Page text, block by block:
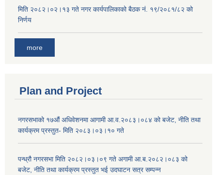
मिति २०८२।०२।१३ गते नगर कार्यपालिकाको बैठक नं. १९/२०८१/८२ को
निर्णय
more
Plan and Project
नगरसभाको १७औं अधिवेशनमा आगामी आ.व.२०८३।०८४ को बजेट, नीति तथा
कार्यक्रम प्रस्तुत- मिति २०८३।०३।१० गते
पन्ध्रौ नगरसभा मिति २०८२।०३।०९ गते अगामी आ.ब.२०८२।०८३ को
बजेट, नीति तथा कार्यक्रम प्रस्तुत भई उदघाटन सत्र सम्पन्न